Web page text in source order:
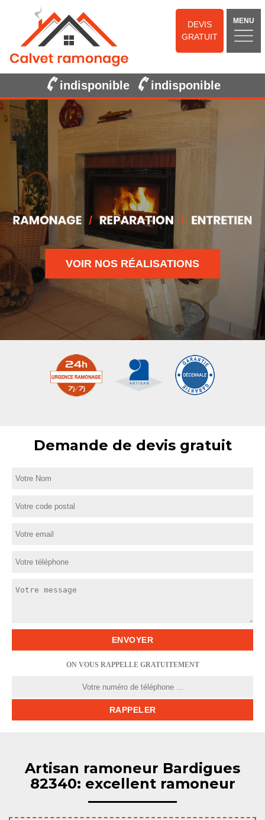
DEVIS
GRATUIT
MENU
indisponible indisponible
VOIR NOS RÉALISATIONS
Demande de devis gratuit
ON VOUS RAPPELLE GRATUITEMENT
Artisan ramoneur Bardigues
82340: excellent ramoneur